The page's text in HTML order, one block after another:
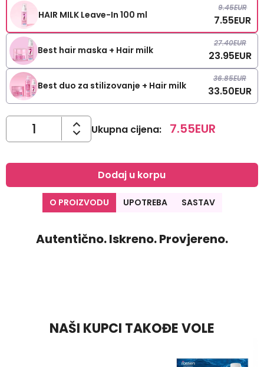
HAIR MILK Leave-In 100 ml
9.45EUR
7.55EUR
Best hair maska + Hair milk
27.40EUR
23.95EUR
Best duo za stilizovanje + Hair milk
36.85EUR
33.50EUR
Ukupna cijena: 7.55EUR
Dodaj u korpu
O PROIZVODU UPOTREBA SASTAV
Autentično. Iskreno. Provjereno.
NAŠI KUPCI TAKOĐE VOLE